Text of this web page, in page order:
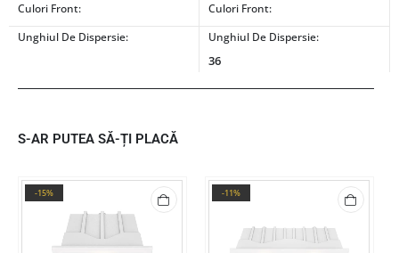
Culori Front:
Culori Front:
Unghiul De Dispersie:
Unghiul De Dispersie:
36
S-AR PUTEA SĂ-ȚI PLACĂ
-15% -11%